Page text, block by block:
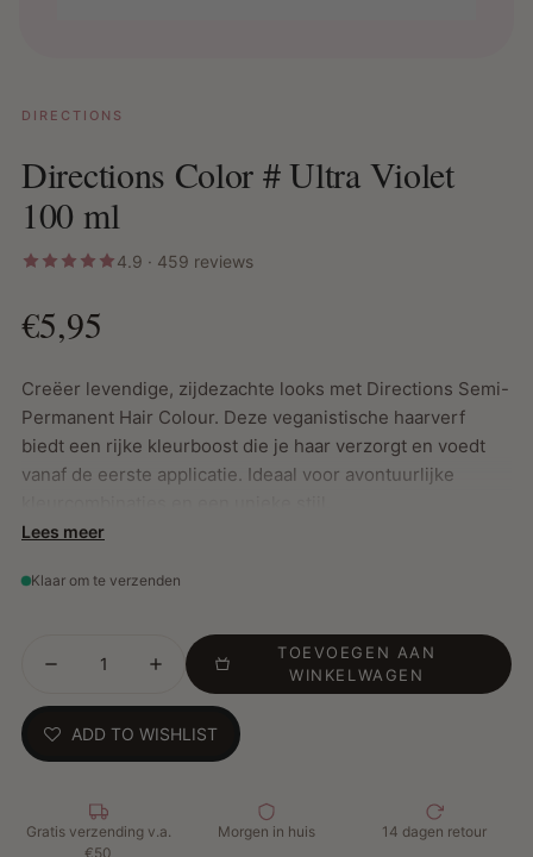
DIRECTIONS
Directions Color # Ultra Violet
100 ml
4.9 · 459 reviews
€5,95
Creëer levendige, zijdezachte looks met Directions Semi-
Permanent Hair Colour. Deze veganistische haarverf
biedt een rijke kleurboost die je haar verzorgt en voedt
vanaf de eerste applicatie. Ideaal voor avontuurlijke
Belangrijkste Kenmerken:
verpakking
Conditionerende formule voor zacht, gezond haar
Perfecte resultaten op gebleekt haar zonder
koperachtige tonen
Kleuren zijn onderling mengbaar voor eindeloze
mogelijkheden
Lees meer
Klaar om te verzenden
TOEVOEGEN AAN
WINKELWAGEN
ADD TO WISHLIST
Gratis verzending v.a.
€50
Morgen in huis 14 dagen retour